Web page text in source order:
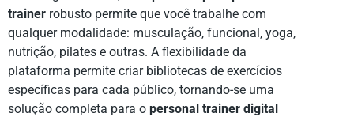
trainer robusto permite que você trabalhe com
qualquer modalidade: musculação, funcional, yoga,
nutrição, pilates e outras. A flexibilidade da
plataforma permite criar bibliotecas de exercícios
específicas para cada público, tornando-se uma
solução completa para o personal trainer digital